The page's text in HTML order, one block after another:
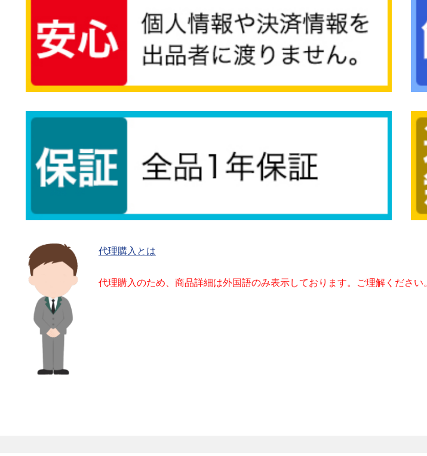
代理購入とは
代理購入のため、商品詳細は外国語のみ表示しております。ご理解ください。